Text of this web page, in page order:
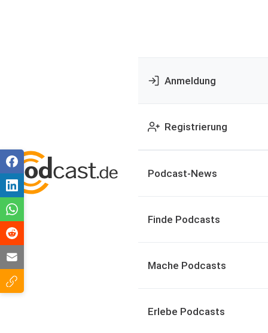
Anmeldung
Registrierung
Podcast-News
Finde Podcasts
Mache Podcasts
Erlebe Podcasts